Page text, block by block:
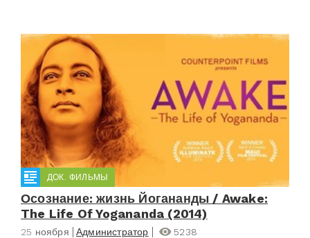
ДОК. ФИЛЬМЫ
Осознание: жизнь Йогананды / Awake:
The Life Of Yogananda (2014)
25 ноября Администратор
5238